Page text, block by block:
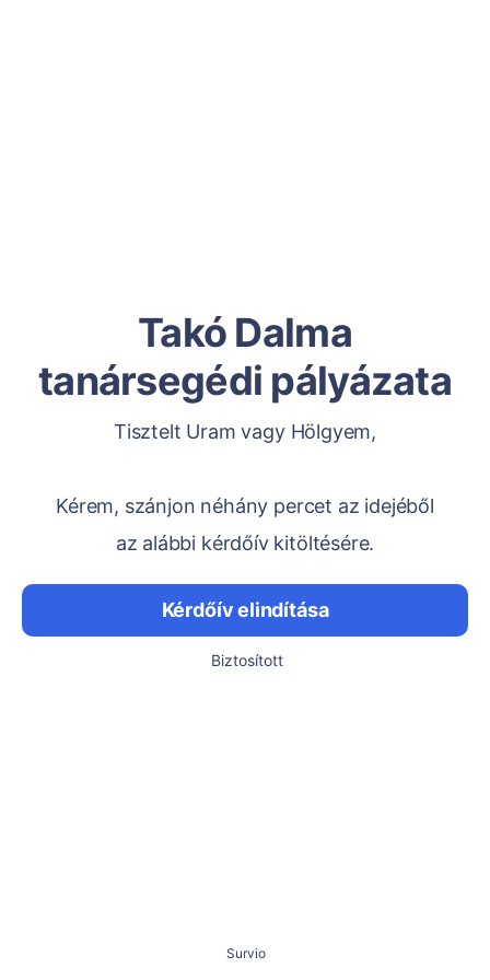
Takó Dalma
tanársegédi pályázata
Tisztelt Uram vagy Hölgyem,
Kérem, szánjon néhány percet az idejéből
az alábbi kérdőív kitöltésére.
Kérdőív elindítása
Biztosított
Survio